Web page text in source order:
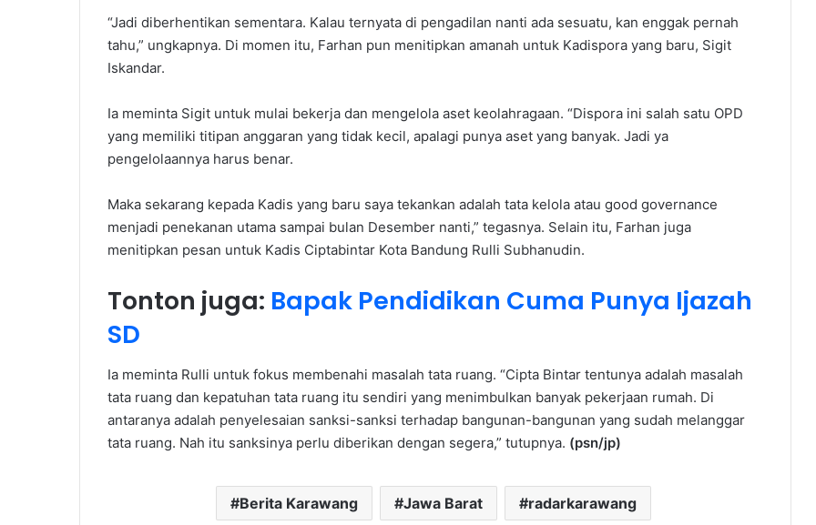
“Jadi diberhentikan sementara. Kalau ternyata di pengadilan nanti ada sesuatu, kan enggak pernah
tahu,” ungkapnya. Di momen itu, Farhan pun menitipkan amanah untuk Kadispora yang baru, Sigit
Iskandar.
Ia meminta Sigit untuk mulai bekerja dan mengelola aset keolahragaan. “Dispora ini salah satu OPD
yang memiliki titipan anggaran yang tidak kecil, apalagi punya aset yang banyak. Jadi ya
pengelolaannya harus benar.
Maka sekarang kepada Kadis yang baru saya tekankan adalah tata kelola atau good governance
menjadi penekanan utama sampai bulan Desember nanti,” tegasnya. Selain itu, Farhan juga
menitipkan pesan untuk Kadis Ciptabintar Kota Bandung Rulli Subhanudin.
Tonton juga: Bapak Pendidikan Cuma Punya Ijazah
SD
Ia meminta Rulli untuk fokus membenahi masalah tata ruang. “Cipta Bintar tentunya adalah masalah
tata ruang dan kepatuhan tata ruang itu sendiri yang menimbulkan banyak pekerjaan rumah. Di
antaranya adalah penyelesaian sanksi-sanksi terhadap bangunan-bangunan yang sudah melanggar
tata ruang. Nah itu sanksinya perlu diberikan dengan segera,” tutupnya. (psn/jp)
Berita Karawang Jawa Barat radarkarawang